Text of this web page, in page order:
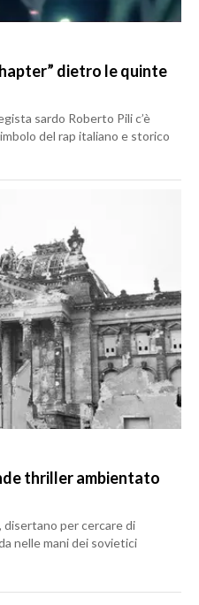
dietro le quinte
sardo Roberto Pili c’è
del rap italiano e storico
thriller ambientato
disertano per cercare di
nelle mani dei sovietici